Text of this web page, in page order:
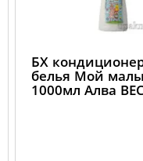
БХ
белья Мой
1000мл Алва